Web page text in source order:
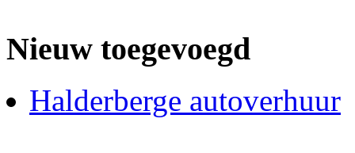
Nieuw toegevoegd
Halderberge autoverhuur